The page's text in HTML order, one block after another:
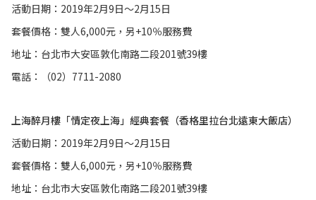
活動日期：2019年2月9日～2月15日
套餐價格：雙人6,000元，另+10％服務費
地址：台北市大安區敦化南路二段201號39樓
電話：（02）7711-2080
上海醉月樓「情定夜上海」經典套餐（香格里拉台北遠東大飯店）
活動日期：2019年2月9日～2月15日
套餐價格：雙人6,000元，另+10％服務費
地址：台北市大安區敦化南路二段201號39樓